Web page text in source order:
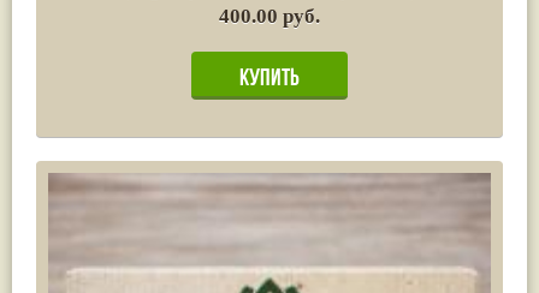
400.00 руб.